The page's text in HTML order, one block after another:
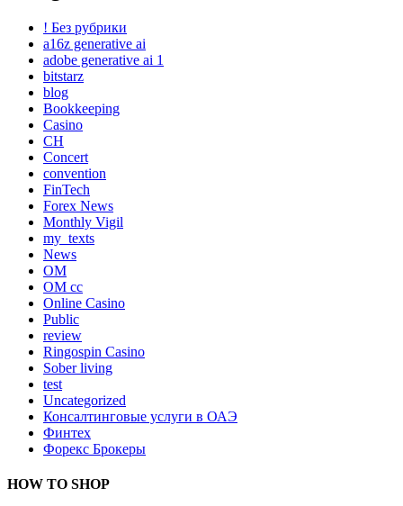
! Без рубрики
a16z generative ai
adobe generative ai 1
bitstarz
blog
Bookkeeping
Casino
CH
Concert
convention
FinTech
Forex News
Monthly Vigil
my_texts
News
OM
OM cc
Online Casino
Public
review
Ringospin Casino
Sober living
test
Uncategorized
Консалтинговые услуги в ОАЭ
Финтех
Форекс Брокеры
HOW TO SHOP